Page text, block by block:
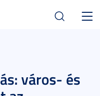
város- és